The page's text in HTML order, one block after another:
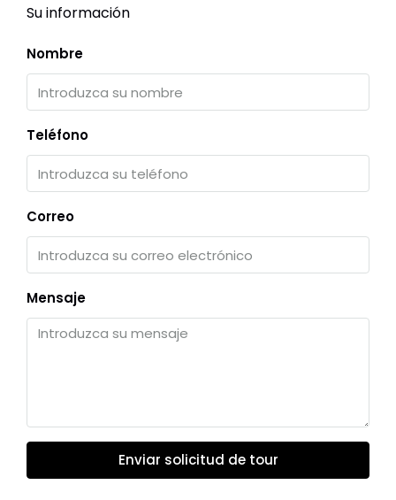
Su información
Nombre
Teléfono
Correo
Mensaje
Enviar solicitud de tour